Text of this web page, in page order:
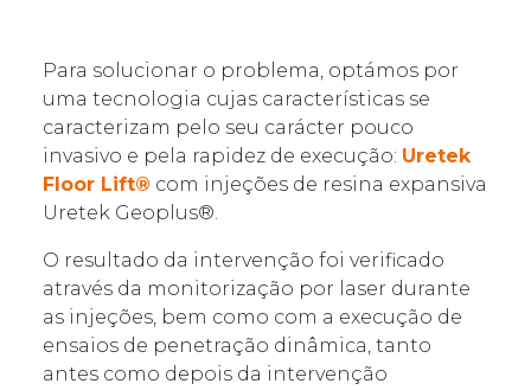
Para solucionar o problema, optámos por
uma tecnologia cujas características se
caracterizam pelo seu carácter pouco
invasivo e pela rapidez de execução: Uretek
Floor Lift® com injeções de resina expansiva
Uretek Geoplus®.
O resultado da intervenção foi verificado
através da monitorização por laser durante
as injeções, bem como com a execução de
ensaios de penetração dinâmica, tanto
antes como depois da intervenção